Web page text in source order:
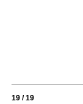
19 / 19